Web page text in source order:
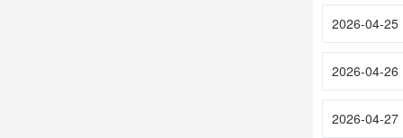
2026-04-25
2026-04-26
2026-04-27